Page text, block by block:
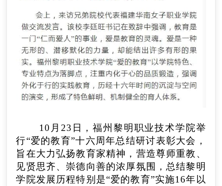
10月23日，福州黎明职业技术学院举
行“爱的教育”十六周年总结研讨表彰大会，
旨在大力弘扬教育家精神，营造尊师重教、
见贤思齐、崇德向善的浓厚氛围，总结黎明
学院发展历程特别是“爱的教育”实施16年以